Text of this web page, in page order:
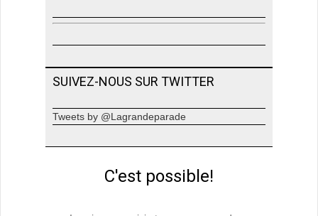
SUIVEZ-NOUS SUR TWITTER
Tweets by @Lagrandeparade
C'est possible!